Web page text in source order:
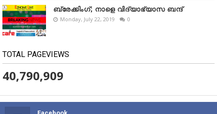
ബ്രേക്കിംഗ്; നാളെ വിദ്യാഭ്യാസ ബന്ദ്
Monday, July 22, 2019 0
TOTAL PAGEVIEWS
40,790,909